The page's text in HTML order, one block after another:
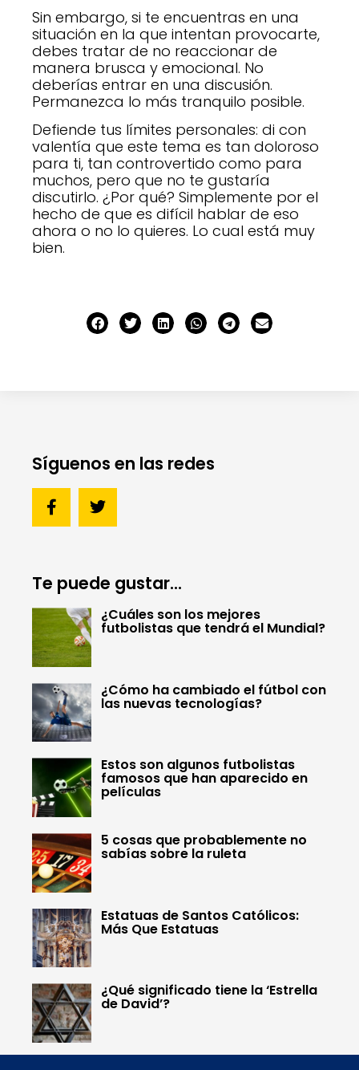
Sin embargo, si te encuentras en una
situación en la que intentan provocarte,
debes tratar de no reaccionar de
manera brusca y emocional. No
deberías entrar en una discusión.
Permanezca lo más tranquilo posible.
Defiende tus límites personales: di con
valentía que este tema es tan doloroso
para ti, tan controvertido como para
muchos, pero que no te gustaría
discutirlo. ¿Por qué? Simplemente por el
hecho de que es difícil hablar de eso
ahora o no lo quieres. Lo cual está muy
bien.
Síguenos en las redes
Te puede gustar...
¿Cuáles son los mejores
futbolistas que tendrá el Mundial?
¿Cómo ha cambiado el fútbol con
las nuevas tecnologías?
Estos son algunos futbolistas
famosos que han aparecido en
películas
5 cosas que probablemente no
sabías sobre la ruleta
Estatuas de Santos Católicos:
Más Que Estatuas
¿Qué significado tiene la ‘Estrella
de David’?